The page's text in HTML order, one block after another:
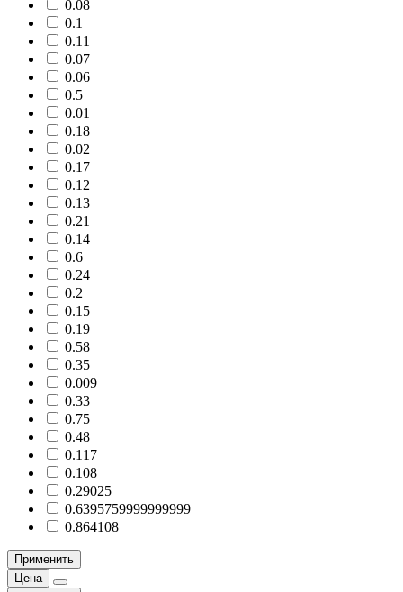
0.08
0.1
0.11
0.07
0.06
0.5
0.01
0.18
0.02
0.17
0.12
0.13
0.21
0.14
0.6
0.24
0.2
0.15
0.19
0.58
0.35
0.009
0.33
0.75
0.48
0.117
0.108
0.29025
0.6395759999999999
0.864108
Применить
Цена